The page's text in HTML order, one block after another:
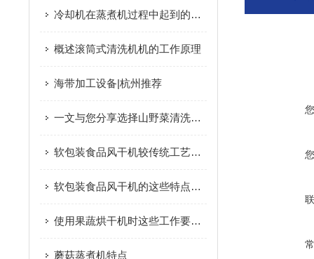
冷却机在蒸煮机过程中起到的作用是什么？
概述滚筒式清洗机机的工作原理
海带加工设备|杭州推荐
一文与您分享选择山野菜清洗机时所需要考虑的要点
软包装食品风干机较传统工艺有效的提升了生产效率
软包装食品风干机的这些特点您知道吗？
使用果蔬烘干机时这些工作要做好！
蘑菇蒸煮机特点